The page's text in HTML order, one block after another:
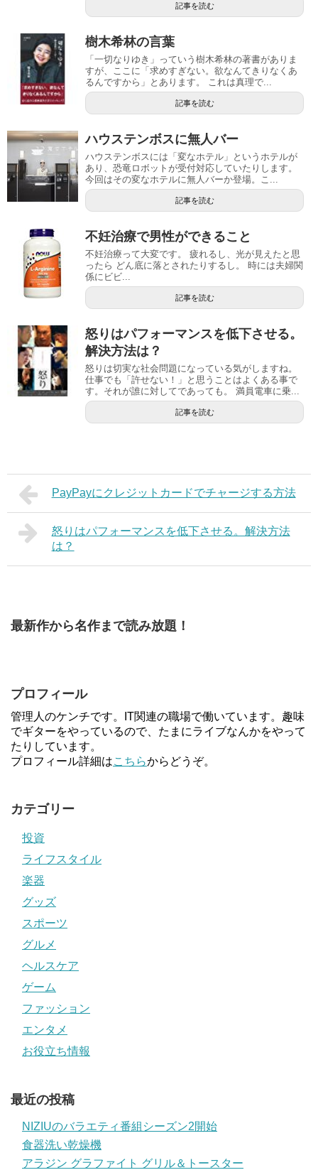
記事を読む
樹木希林の言葉
「一切なりゆき」っていう樹木希林の著書がありま
すが、ここに「求めすぎない。欲なんてきりなくあ
るんですから」とあります。 これは真理で...
記事を読む
ハウステンボスに無人バー
ハウステンボスには「変なホテル」というホテルが
あり、恐竜ロボットが受付対応していたりします。
今回はその変なホテルに無人バーか登場。こ...
記事を読む
不妊治療で男性ができること
不妊治療って大変です。 疲れるし、光が見えたと思
ったら どん底に落とされたりするし。 時には夫婦関
係にビビ...
記事を読む
怒りはパフォーマンスを低下させる。
解決方法は？
怒りは切実な社会問題になっている気がしますね。
仕事でも「許せない！」と思うことはよくある事で
す。それが誰に対してであっても。 満員電車に乗...
記事を読む
PayPayにクレジットカードでチャージする方法
怒りはパフォーマンスを低下させる。解決方法
は？
最新作から名作まで読み放題！
プロフィール
管理人のケンチです。IT関連の職場で働いています。趣味
でギターをやっているので、たまにライブなんかをやって
たりしています。
プロフィール詳細はこちらからどうぞ。
カテゴリー
投資
ライフスタイル
楽器
グッズ
スポーツ
グルメ
ヘルスケア
ゲーム
ファッション
エンタメ
お役立ち情報
最近の投稿
NIZIUのバラエティ番組シーズン2開始
食器洗い乾燥機
アラジン グラファイト グリル＆トースター